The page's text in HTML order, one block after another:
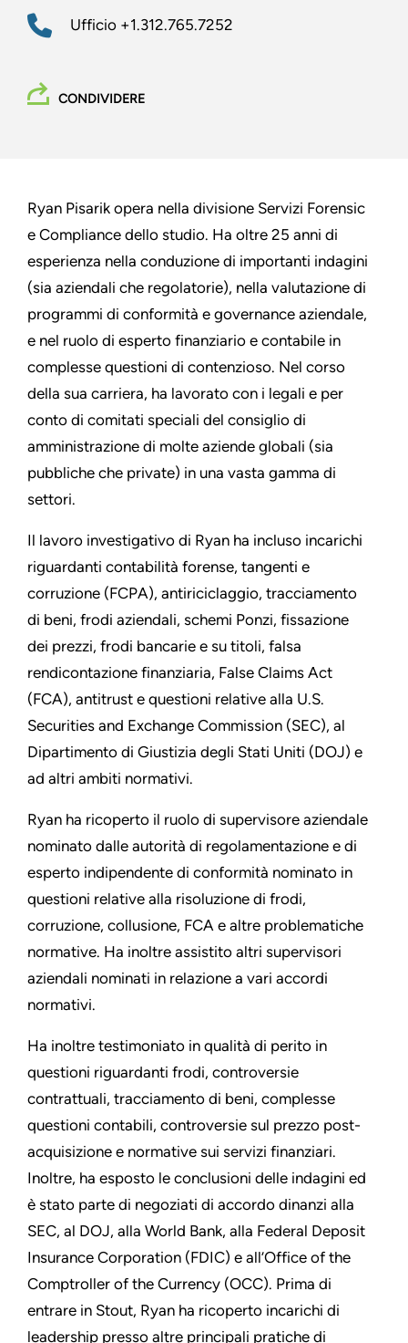
Ufficio +1.312.765.7252
CONDIVIDERE
Ryan Pisarik opera nella divisione Servizi Forensic
e Compliance dello studio. Ha oltre 25 anni di
esperienza nella conduzione di importanti indagini
(sia aziendali che regolatorie), nella valutazione di
programmi di conformità e governance aziendale,
e nel ruolo di esperto finanziario e contabile in
complesse questioni di contenzioso. Nel corso
della sua carriera, ha lavorato con i legali e per
conto di comitati speciali del consiglio di
amministrazione di molte aziende globali (sia
pubbliche che private) in una vasta gamma di
settori.
Il lavoro investigativo di Ryan ha incluso incarichi
riguardanti contabilità forense, tangenti e
corruzione (FCPA), antiriciclaggio, tracciamento
di beni, frodi aziendali, schemi Ponzi, fissazione
dei prezzi, frodi bancarie e su titoli, falsa
rendicontazione finanziaria, False Claims Act
(FCA), antitrust e questioni relative alla U.S.
Securities and Exchange Commission (SEC), al
Dipartimento di Giustizia degli Stati Uniti (DOJ) e
ad altri ambiti normativi.
Ryan ha ricoperto il ruolo di supervisore aziendale
nominato dalle autorità di regolamentazione e di
esperto indipendente di conformità nominato in
questioni relative alla risoluzione di frodi,
corruzione, collusione, FCA e altre problematiche
normative. Ha inoltre assistito altri supervisori
aziendali nominati in relazione a vari accordi
normativi.
Ha inoltre testimoniato in qualità di perito in
questioni riguardanti frodi, controversie
contrattuali, tracciamento di beni, complesse
questioni contabili, controversie sul prezzo post-
acquisizione e normative sui servizi finanziari.
Inoltre, ha esposto le conclusioni delle indagini ed
è stato parte di negoziati di accordo dinanzi alla
SEC, al DOJ, alla World Bank, alla Federal Deposit
Insurance Corporation (FDIC) e all’Office of the
Comptroller of the Currency (OCC). Prima di
entrare in Stout, Ryan ha ricoperto incarichi di
leadership presso altre principali pratiche di